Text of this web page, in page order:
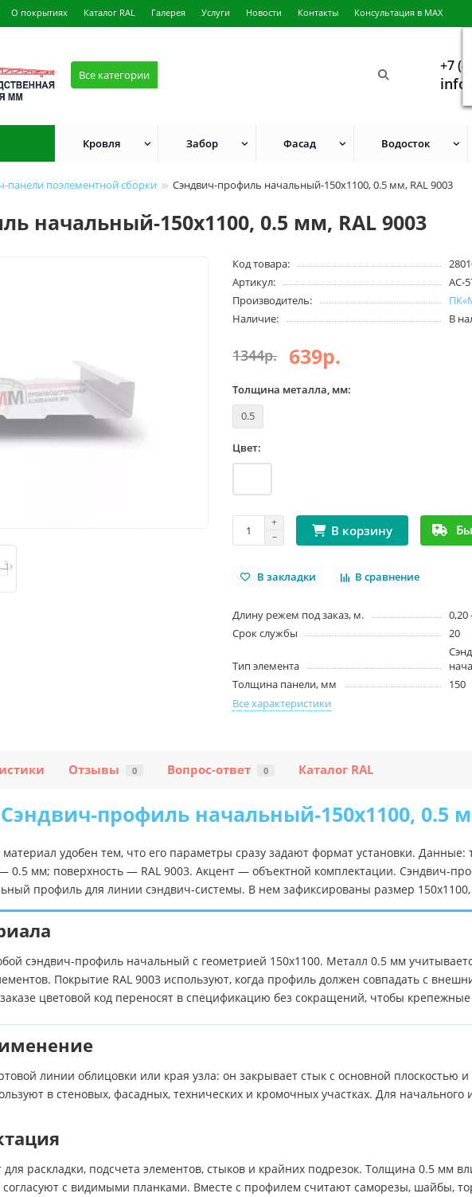
О покрытиях Каталог RAL Галерея Услуги Новости Контакты Консультация в MAX
Все категории
+7
Кровля Забор Фасад Водосток
панели поэлементной сборки Сэндвич-профиль начальный-150х1100, 0.5 мм, RAL 9003
начальный-150х1100, 0.5 мм, RAL 9003
Код товара:
Артикул:
АС-
Производитель:
Наличие:
В
1344р. 639р.
Толщина металла, мм:
0.5
Цвет:
В корзину
В закладки В сравнение
Длину режем под заказ, м.
0,20
Срок службы
20
Тип элемента
Толщина панели, мм
150
Все характеристики
Отзывы 0 Вопрос-ответ 0 Каталог RAL
Сэндвич-профиль начальный-150х1100, 0.5
удобен тем, что его параметры сразу задают формат установки.
0.5 мм; поверхность — RAL 9003. Акцент — объектной комплектации. Сэндвич-
профиль для линии сэндвич-системы. В нем зафиксированы размер
сэндвич-профиль начальный с геометрией 150х1100. Металл 0.5 мм
Покрытие RAL 9003 используют, когда профиль должен совпадать с
цветовой код переносят в спецификацию без сокращений, чтобы
линии облицовки или края узла: он закрывает стык с основной плоскостью
в стеновых, фасадных, технических и кромочных участках. Для
раскладки, подсчета элементов, стыков и крайних подрезок. Толщина 0.5 мм
согласуют с видимыми планками. Вместе с профилем считают саморезы, шайбы,